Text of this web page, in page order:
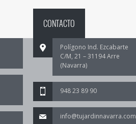
CONTACTO
Polígono Ind. Ezcabarte
C/M, 21 – 31194 Arre
(Navarra)
948 23 89 90
info@tujardinnavarra.com